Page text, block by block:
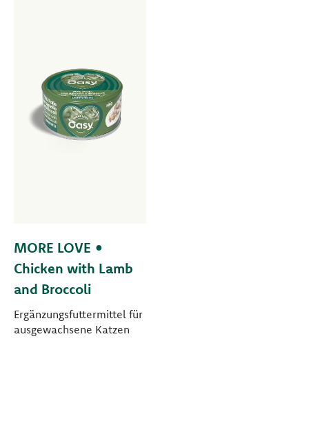
MORE LOVE •
Chicken with Lamb
and Broccoli
Ergänzungsfuttermittel für
ausgewachsene Katzen